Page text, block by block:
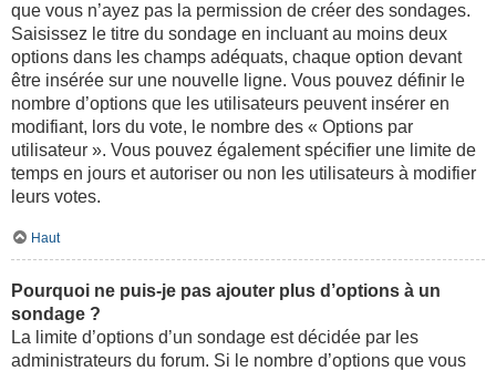
que vous n’ayez pas la permission de créer des sondages.
Saisissez le titre du sondage en incluant au moins deux
options dans les champs adéquats, chaque option devant
être insérée sur une nouvelle ligne. Vous pouvez définir le
nombre d’options que les utilisateurs peuvent insérer en
modifiant, lors du vote, le nombre des « Options par
utilisateur ». Vous pouvez également spécifier une limite de
temps en jours et autoriser ou non les utilisateurs à modifier
leurs votes.
Haut
Pourquoi ne puis-je pas ajouter plus d’options à un
sondage ?
La limite d’options d’un sondage est décidée par les
administrateurs du forum. Si le nombre d’options que vous